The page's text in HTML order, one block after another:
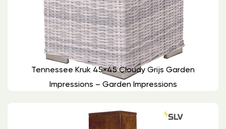
Tennessee Kruk 45×45 Cloudy Grijs Garden
Impressions – Garden Impressions